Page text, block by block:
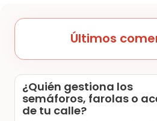
Últimos
¿Quién gestiona los
semáforos, farolas o
de tu calle?